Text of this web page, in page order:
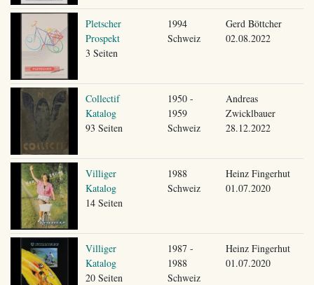
Pletscher
Prospekt
3 Seiten
1994
Schweiz
Gerd Böttcher
02.08.2022
Collectif
Katalog
93 Seiten
1950 -
1959
Schweiz
Andreas
Zwicklbauer
28.12.2022
Villiger
Katalog
14 Seiten
1988
Schweiz
Heinz Fingerhut
01.07.2020
Villiger
Katalog
20 Seiten
1987 -
1988
Schweiz
Heinz Fingerhut
01.07.2020